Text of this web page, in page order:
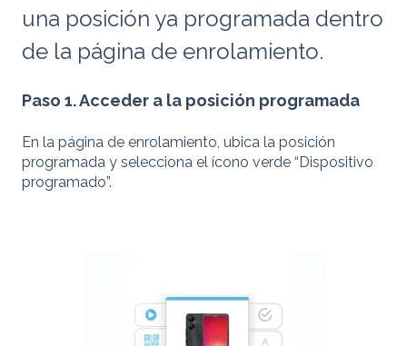
una posición ya programada dentro
de la página de enrolamiento.
Paso 1. Acceder a la posición programada
En la página de enrolamiento, ubica la posición
programada y selecciona el ícono verde “Dispositivo
programado”.